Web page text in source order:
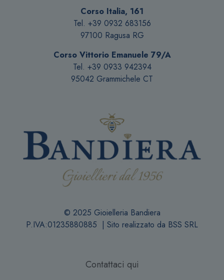
Corso Italia, 161
Tel. +39 0932 683156
97100 Ragusa RG
Corso Vittorio Emanuele 79/A
Tel. +39 0933 942394
95042 Grammichele CT
© 2025 Gioielleria Bandiera
P.IVA:01235880885 | Sito realizzato da BSS SRL
Contattaci qui